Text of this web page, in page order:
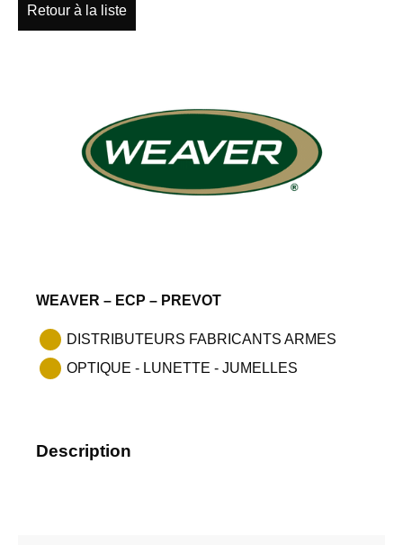
Retour à la liste
WEAVER – ECP – PREVOT
DISTRIBUTEURS FABRICANTS ARMES
OPTIQUE - LUNETTE - JUMELLES
Description